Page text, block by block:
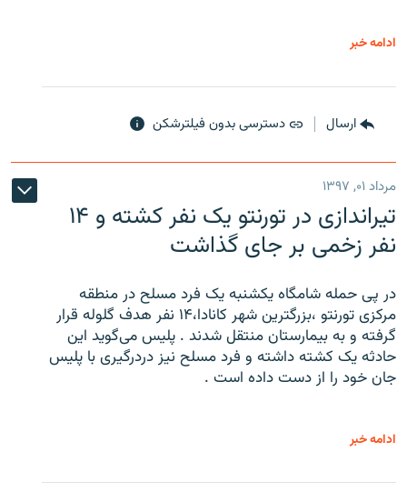
ادامه خبر
ارسال دسترسی بدون فیلترشکن
مرداد ۰۱, ۱۳۹۷
تیراندازی در تورنتو یک نفر کشته و ۱۴
نفر زخمی بر جای گذاشت
در پی حمله شامگاه یکشنبه یک فرد مسلح در منطقه
مرکزی تورنتو ،‌بزرگترین شهر کانادا،۱۴ نفر هدف گلوله قرار
گرفته و به بیمارستان منتقل شدند . پلیس می‌گوید این
حادثه یک کشته داشته و فرد مسلح نیز دردرگیری با پلیس
جان خود را از دست داده است .
ادامه خبر